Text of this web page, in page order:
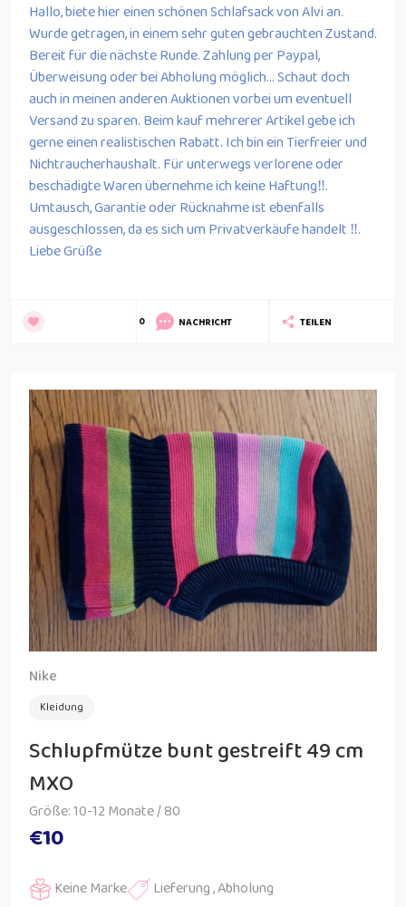
Hallo, biete hier einen schönen Schlafsack von Alvi an.
Wurde getragen, in einem sehr guten gebrauchten Zustand.
Bereit für die nächste Runde. Zahlung per Paypal,
Überweisung oder bei Abholung möglich... Schaut doch
auch in meinen anderen Auktionen vorbei um eventuell
Versand zu sparen. Beim kauf mehrerer Artikel gebe ich
gerne einen realistischen Rabatt. Ich bin ein Tierfreier und
Nichtraucherhaushalt. Für unterwegs verlorene oder
beschädigte Waren übernehme ich keine Haftung‼️.
Umtausch, Garantie oder Rücknahme ist ebenfalls
ausgeschlossen, da es sich um Privatverkäufe handelt ‼️.
Liebe Grüße
0 NACHRICHT TEILEN
Nike
Kleidung
Schlupfmütze bunt gestreift 49 cm
MXO
Größe: 10-12 Monate / 80
€10
Keine Marke Lieferung , Abholung